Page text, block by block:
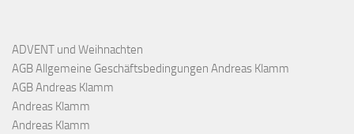
ADVENT und Weihnachten
AGB Allgemeine Geschäftsbedingungen Andreas Klamm
AGB Andreas Klamm
Andreas Klamm
Andreas Klamm